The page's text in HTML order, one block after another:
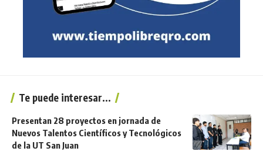
Te puede interesar...
Presentan 28 proyectos en jornada de
Nuevos Talentos Científicos y Tecnológicos
de la UT San Juan